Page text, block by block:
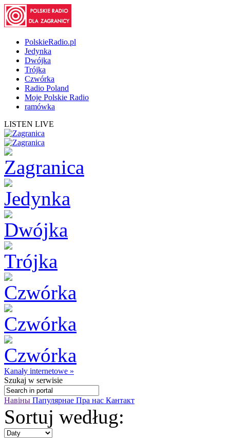
PolskieRadio.pl
Jedynka
Dwójka
Trójka
Czwórka
Radio Poland
Moje Polskie Radio
ramówka
LISTEN LIVE
Kanały internetowe »
Szukaj w serwisie
Навіны Папулярнае Пра нас Кантакт
Sortuj według: